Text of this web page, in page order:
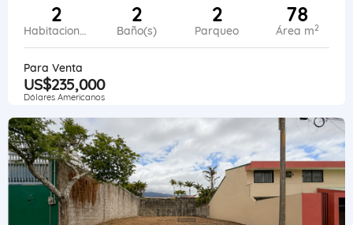
2
Habitaciones
2
Baño(s)
2
Parqueo
78
Área m2
Para Venta
US$235,000
Dólares Americanos